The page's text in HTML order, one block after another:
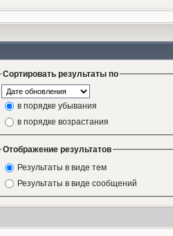
Сортировать результаты по
в порядке убывания
в порядке возрастания
Отображение результатов
Результаты в виде тем
Результаты в виде сообщений